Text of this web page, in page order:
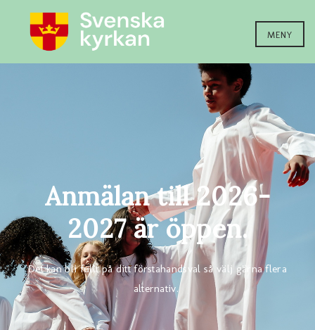
MENY
Anmälan till 2026-
2027 är öppen.
Det kan bli fullt på ditt förstahandsval så välj gärna flera
alternativ.